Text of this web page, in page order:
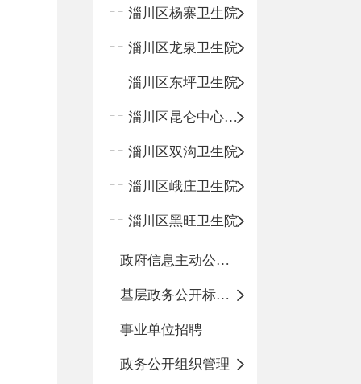
淄川区杨寨卫生院
淄川区龙泉卫生院
淄川区东坪卫生院
淄川区昆仑中心卫生院
淄川区双沟卫生院
淄川区峨庄卫生院
淄川区黑旺卫生院
政府信息主动公开基本目录
基层政务公开标准化目录
事业单位招聘
政务公开组织管理